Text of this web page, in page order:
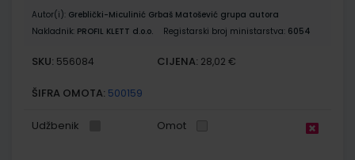
Autor(i): Greblički-Miculinić Grbaš Matošević grupa autora
Nakladnik: PROFIL KLETT d.o.o. Registarski broj ministarstva: 6054
SKU: 556084 CIJENA: 28,02 €
ŠIFRA OMOTA: 500159
Udžbenik Omot